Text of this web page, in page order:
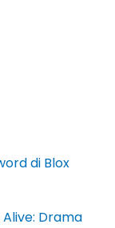
di Blox
Alive: Drama